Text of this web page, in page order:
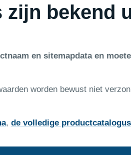
bekend
en sitemapdata en
worden bewust niet
, de volledige productcatalogus